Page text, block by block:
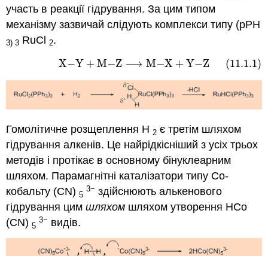
участь в реакції гідрування. За цим типом
механізму зазвичай слідують комплекси типу (pPH
3) 3 RuCl 2.
X−Y + M−Z ⟶ M−X + Y−Z (11.1.1)
(11.1.1) X−Y+ M−Z ⟶M− X+Y−Z
Гомолітичне розщеплення Н 2 є третім шляхом
гідрування алкенів. Це найрідкісніший з усіх трьох
методів і протікає в основному бінуклеарним
шляхом. Парамагнітні каталізатори типу Co-
кобальту (CN)5
3− здійснюють алькенового
гідрування цимшляхом шляхом утворення HCo
(CN)5
3− видів.